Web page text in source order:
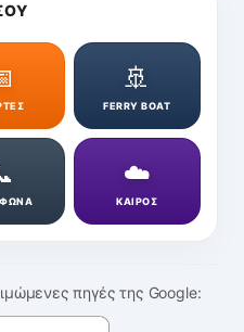
🚢
FERRY BOAT
☁️
ΚΑΙΡΟΣ
πηγές της Google: